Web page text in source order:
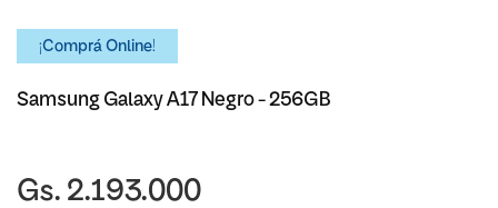
¡Comprá Online!
Samsung Galaxy A17 Negro - 256GB
Gs. 2.193.000